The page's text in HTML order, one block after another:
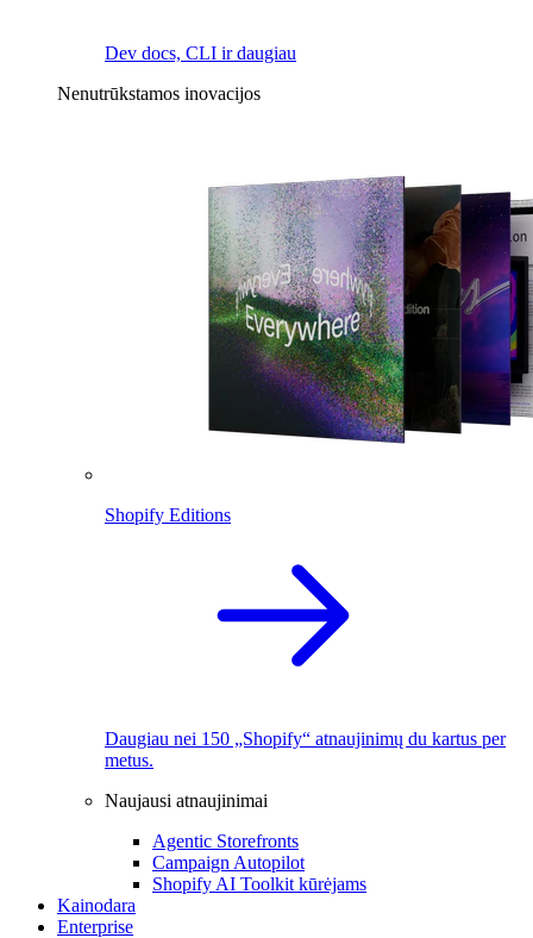
Dev docs, CLI ir daugiau
Nenutrūkstamos inovacijos
Shopify Editions
Daugiau nei 150 „Shopify“ atnaujinimų du kartus per
metus.
Naujausi atnaujinimai
Agentic Storefronts
Campaign Autopilot
Shopify AI Toolkit kūrėjams
Kainodara
Enterprise